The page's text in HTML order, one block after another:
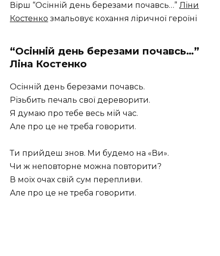
Вірш “Осінній день березами почавсь…” Ліни
Костенко змальовує кохання ліричної героїні
“Осінній день березами почавсь…”
Ліна Костенко
Осінній день березами почавсь.
Різьбить печаль свої дереворити.
Я думаю про тебе весь мій час.
Але про це не треба говорити.
Ти прийдеш знов. Ми будемо на «Ви».
Чи ж неповторне можна повторити?
В моїх очах свій сум перепливи.
Але про це не треба говорити.